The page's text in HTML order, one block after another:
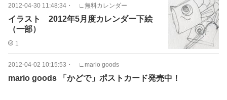
2012-04-30 11:48:34 ・ ∟無料カレンダー
イラスト 2012年5月度カレンダー下絵
（一部）
1
2012-04-02 10:15:53 ・ ∟mario goods
mario goods 「かどで」ポストカード発売中！